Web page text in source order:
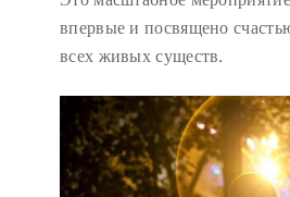
впервые и посвящено
всех живых существ.